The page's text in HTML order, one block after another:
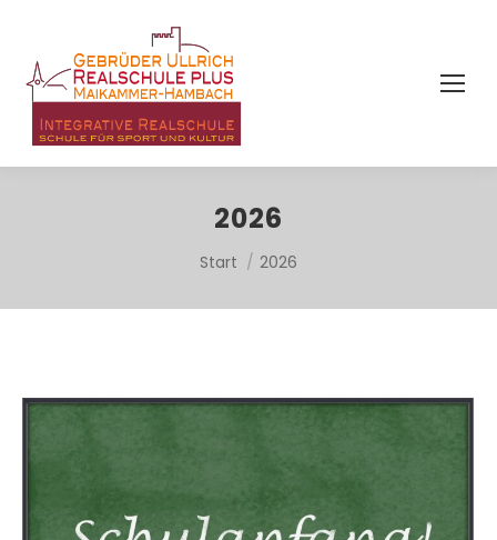
2026
Sie befinden sich hier:
Start 2026